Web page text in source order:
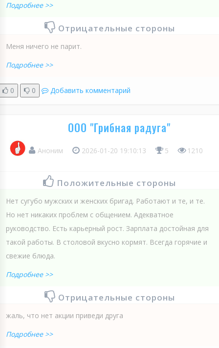
Подробнее >>
Отрицательные стороны
Меня ничего не парит.
Подробнее >>
0 0 Добавить комментарий
ООО "Грибная радуга"
Аноним 2026-01-20 19:10:13 5 1210
Положительные стороны
Нет сугубо мужских и женских бригад. Работают и те, и те.
Но нет никаких проблем с общением. Адекватное
руководство. Есть карьерный рост. Зарплата достойная для
такой работы. В столовой вкусно кормят. Всегда горячие и
свежие блюда.
Подробнее >>
Отрицательные стороны
жаль, что нет акции приведи друга
Подробнее >>